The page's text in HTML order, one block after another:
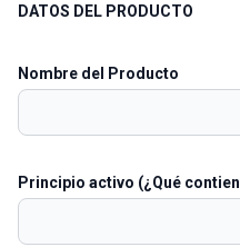
DATOS DEL PRODUCTO
Nombre del Producto
Principio activo (¿Qué